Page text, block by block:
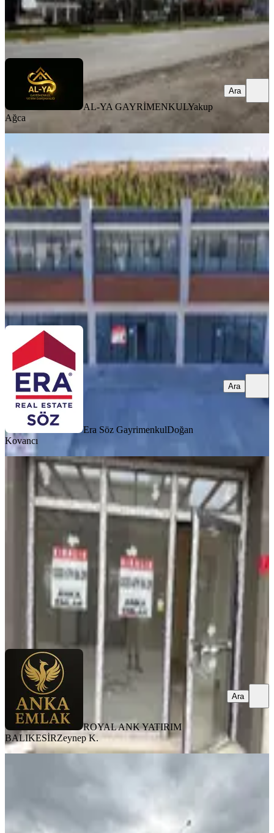
AL-YA GAYRİMENKULYakup Ağca
Ara
AL-YA GAYRİMENKULYakup
Ağca
Ara
Kiralık 250 M² İş Yeri
Balıkesir, Altıeylül
4 Oda·260 m²·09.03.2026
75.000 ₺
Era Söz GayrimenkulDoğan
Kovancı
Ara
Anka Emlaktan 2.etapta A101
Yanında Kiralık Dükkan
Balıkesir, Altıeylül
1 Oda
Düz Giriş (Zemin)·08.04.2026
16.500 ₺
ROYAL ANK YATIRIM BALIKESİRZeynep K.
ROYAL ANK YATIRIM
BALIKESİRZeynep K.
Ara
Dükkan
162 m²· 28.03.2026